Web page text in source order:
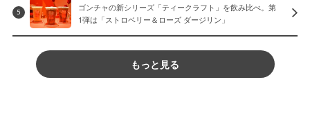
5
ゴンチャの新シリーズ「ティークラフト」を飲み比べ。第
1弾は「ストロベリー＆ローズ ダージリン」
もっと見る